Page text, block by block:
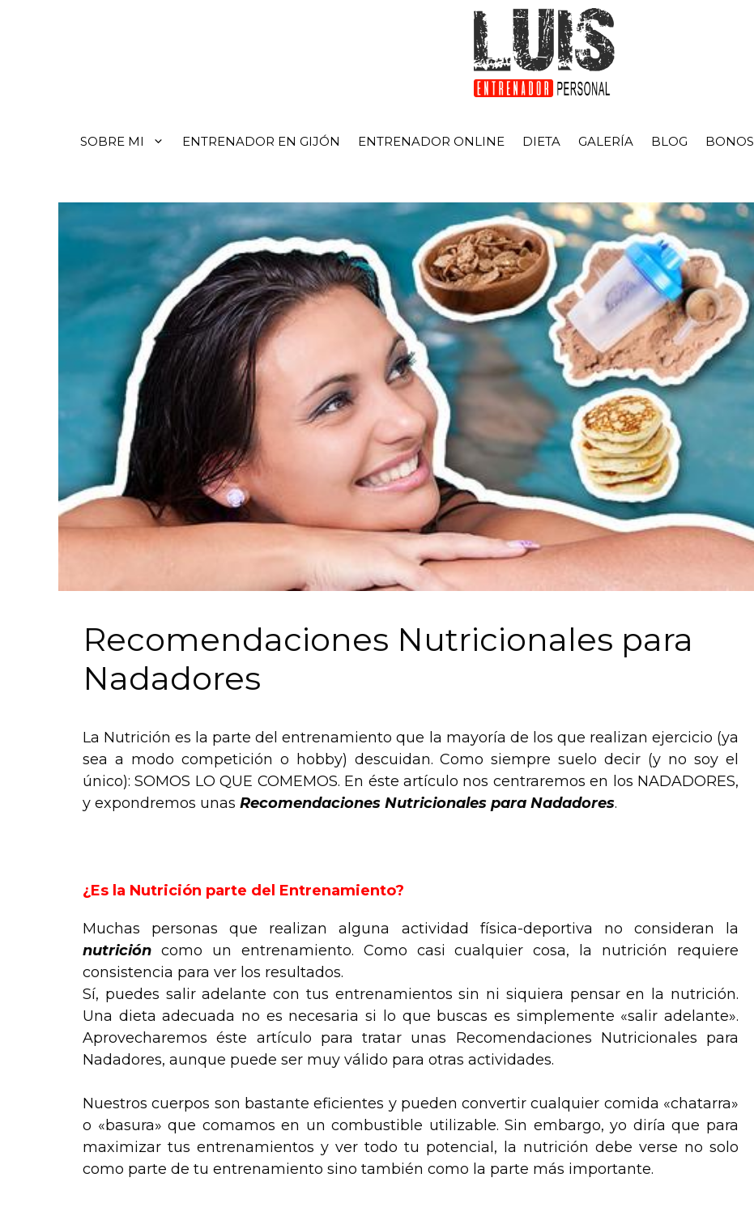
SOBRE MI ENTRENADOR EN GIJÓN ENTRENADOR ONLINE DIETA GALERÍA BLOG BONOS
Recomendaciones Nutricionales para
Nadadores
La Nutrición es la parte del entrenamiento que la mayoría de los que realizan ejercicio (ya
sea a modo competición o hobby) descuidan. Como siempre suelo decir (y no soy el
único): SOMOS LO QUE COMEMOS. En éste artículo nos centraremos en los NADADORES,
y expondremos unas Recomendaciones Nutricionales para Nadadores.
¿Es la Nutrición parte del Entrenamiento?
Muchas personas que realizan alguna actividad física-deportiva no consideran la
nutrición como un entrenamiento. Como casi cualquier cosa, la nutrición requiere
consistencia para ver los resultados.
Sí, puedes salir adelante con tus entrenamientos sin ni siquiera pensar en la nutrición.
Una dieta adecuada no es necesaria si lo que buscas es simplemente «salir adelante».
Aprovecharemos éste artículo para tratar unas Recomendaciones Nutricionales para
Nadadores, aunque puede ser muy válido para otras actividades.
Nuestros cuerpos son bastante eficientes y pueden convertir cualquier comida «chatarra»
o «basura» que comamos en un combustible utilizable. Sin embargo, yo diría que para
maximizar tus entrenamientos y ver todo tu potencial, la nutrición debe verse no solo
como parte de tu entrenamiento sino también como la parte más importante.